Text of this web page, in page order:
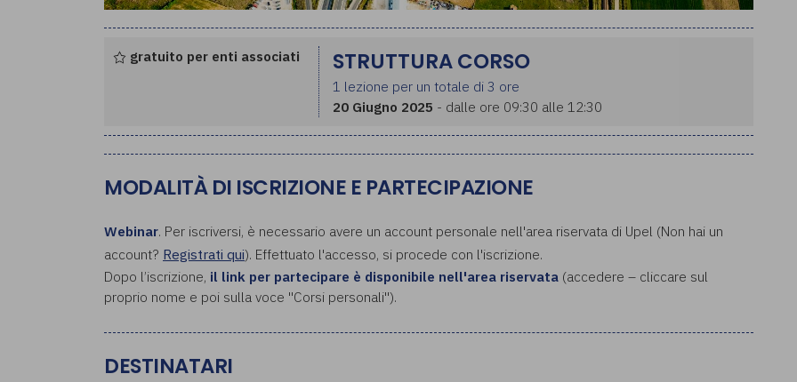
gratuito per enti associati STRUTTURA CORSO
1 lezione per un totale di 3 ore
20 Giugno 2025 - dalle ore 09:30 alle 12:30
MODALITÀ DI ISCRIZIONE E PARTECIPAZIONE
Webinar. Per iscriversi, è necessario avere un account personale nell'area riservata di Upel (Non hai un
account? Registrati qui). Effettuato l'accesso, si procede con l'iscrizione.
Dopo l’iscrizione, il link per partecipare è disponibile nell'area riservata (accedere – cliccare sul
proprio nome e poi sulla voce "Corsi personali").
DESTINATARI